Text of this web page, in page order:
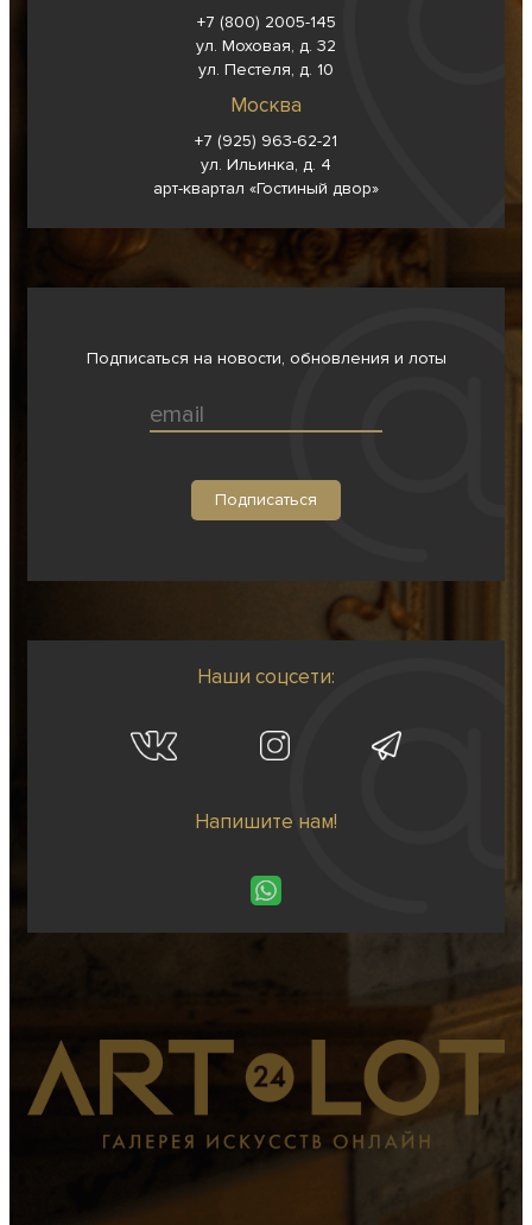
+7 (800) 2005-145
ул. Моховая, д. 32
ул. Пестеля, д. 10
Москва
+7 (925) 963-62-21
ул. Ильинка, д. 4
арт-квартал «Гостиный двор»
Подписаться на новости, обновления и лоты
Наши соцсети:
Напишите нам!